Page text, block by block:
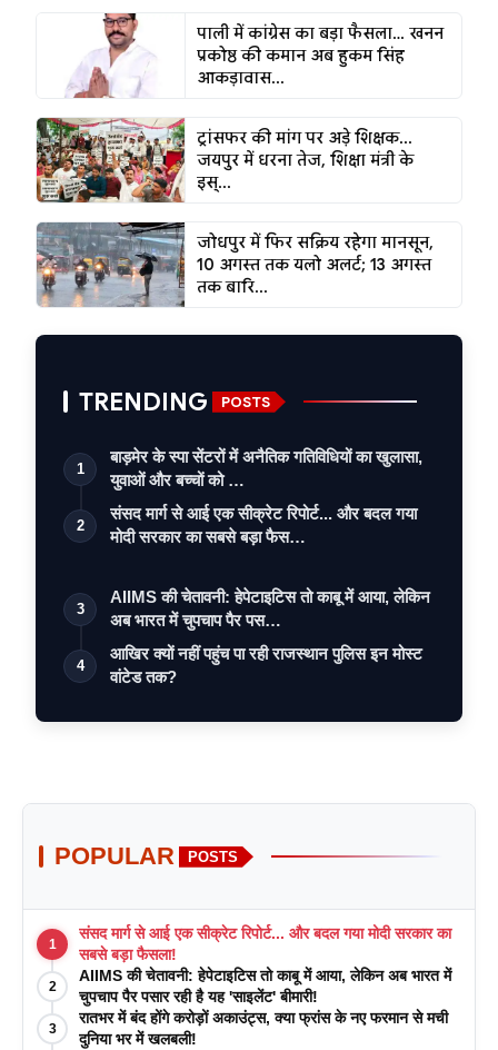
पाली में कांग्रेस का बड़ा फैसला… खनन
प्रकोष्ठ की कमान अब हुकम सिंह
आकड़ावास...
ट्रांसफर की मांग पर अड़े शिक्षक...
जयपुर में धरना तेज, शिक्षा मंत्री के
इस्...
जोधपुर में फिर सक्रिय रहेगा मानसून,
10 अगस्त तक यलो अलर्ट; 13 अगस्त
तक बारि...
TRENDING POSTS
1
बाड़मेर के स्पा सेंटरों में अनैतिक गतिविधियों का खुलासा,
युवाओं और बच्चों को …
2
संसद मार्ग से आई एक सीक्रेट रिपोर्ट... और बदल गया
मोदी सरकार का सबसे बड़ा फैस…
3
AIIMS की चेतावनी: हेपेटाइटिस तो काबू में आया, लेकिन
अब भारत में चुपचाप पैर पस…
4
आखिर क्यों नहीं पहुंच पा रही राजस्थान पुलिस इन मोस्ट
वांटेड तक?
POPULAR POSTS
1
संसद मार्ग से आई एक सीक्रेट रिपोर्ट... और बदल गया मोदी सरकार का
सबसे बड़ा फैसला!
2
AIIMS की चेतावनी: हेपेटाइटिस तो काबू में आया, लेकिन अब भारत में
चुपचाप पैर पसार रही है यह 'साइलेंट' बीमारी!
3
रातभर में बंद होंगे करोड़ों अकाउंट्स, क्या फ्रांस के नए फरमान से मची
दुनिया भर में खलबली!